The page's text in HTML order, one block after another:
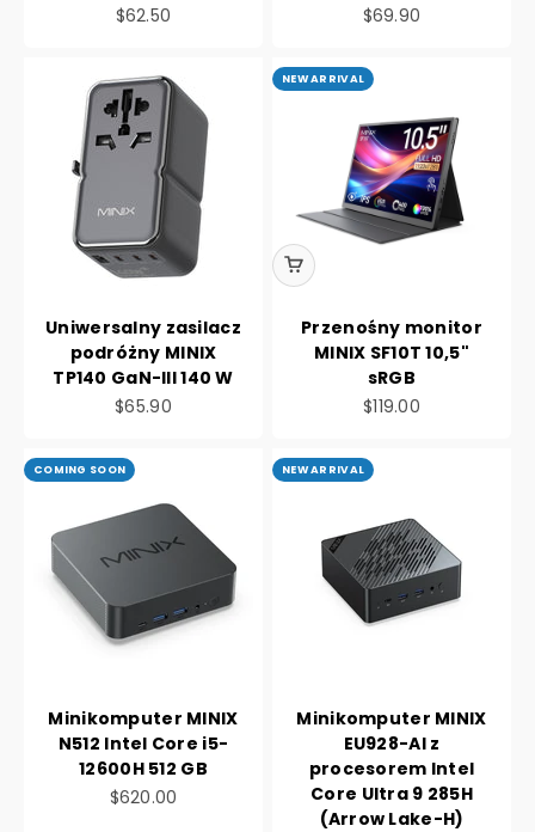
Cena promocyjna
$62.50
Cena promocyjna
$69.90
Uniwersalny zasilacz
podróżny MINIX
TP140 GaN-III 140 W
Cena promocyjna
$65.90
NEW ARRIVAL
Przenośny monitor
MINIX SF10T 10,5"
sRGB
Cena promocyjna
$119.00
COMING SOON
Minikomputer MINIX
N512 Intel Core i5-
12600H 512 GB
Cena promocyjna
$620.00
NEW ARRIVAL
Minikomputer MINIX
EU928-AI z
procesorem Intel
Core Ultra 9 285H
(Arrow Lake-H)